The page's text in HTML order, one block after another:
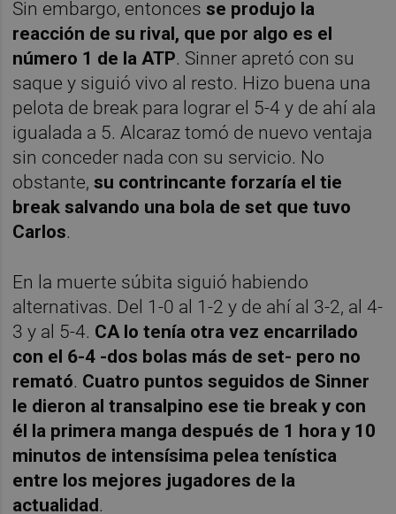
Sin embargo, entoncesse produjo la
reacción de su rival, que por algo es el
número 1 de la ATP. Sinner apretó con su
saque y siguió vivo al resto. Hizo buena una
pelota de break para lograr el 5-4 y de ahí ala
igualada a 5. Alcaraz tomó de nuevo ventaja
sin conceder nada con su servicio. No
obstante, su contrincante forzaría el tie
break salvando una bola de set que tuvo
Carlos.
En la muerte súbita siguió habiendo
alternativas. Del 1-0 al 1-2 y de ahí al 3-2, al 4-
3 y al 5-4. CA lo tenía otra vez encarrilado
con el 6-4 -dos bolas más de set- pero no
remató. Cuatro puntos seguidos de Sinner
le dieron al transalpino ese tie break y con
él la primera manga después de 1 hora y 10
minutos de intensísima pelea tenística
entre los mejores jugadores de la
actualidad.